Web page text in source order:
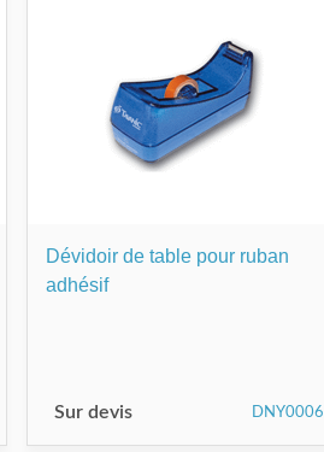
Dévidoir de table pour ruban
adhésif
Sur devis DNY0006